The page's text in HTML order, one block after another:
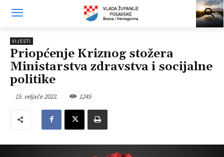
VIJESTI
Priopćenje Kriznog stožera
Ministarstva zdravstva i socijalne
politike
15. veljače 2022. 1245